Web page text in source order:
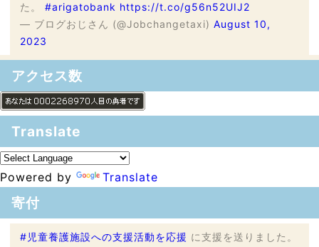
た。 #arigatobank https://t.co/g56n52UIJ2
— ブログおじさん (@Jobchangetaxi) August 10,
2023
アクセス数
Translate
Powered by Translate
寄付
#児童養護施設への支援活動を応援 に支援を送りました。